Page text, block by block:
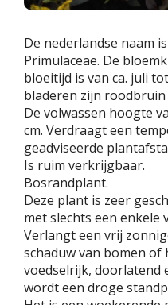
De nederlandse naam is
Primulaceae. De
bloeitijd is van ca. juli
bladeren zijn roodbruin
De volwassen hoogte
cm. Verdraagt een
geadviseerde
Is ruim verkrijgbaar.
Bosrandplant.
Deze plant is zeer
met slechts een enkele
Verlangt een vrij
schaduw van bomen of
voedselrijk, doorlatend
wordt een droge